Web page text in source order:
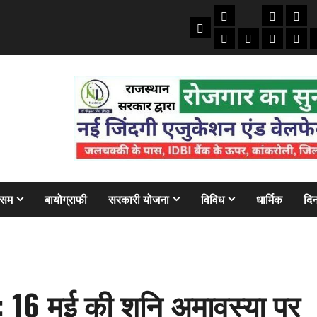
Home
तकनीकी
ऑटो
मोबाइल
क्राइम/
अजबबैंक
बायोग्राफी सरकारी योजना विविध धार्मिक
मई की शनि अमावस्या पर